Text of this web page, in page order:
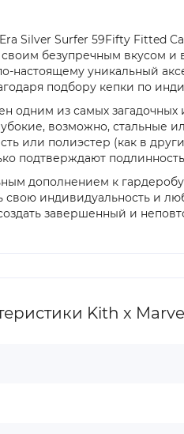
Silver Surfer 59Fifty Fitted
безупречным вкусом
настоящему уникальный
подбору кепки по
одним из самых
возможно, стальные
или полиэстер (как в
подтверждают
дополнением к
свою индивидуальность и
завершенный и
Kith x